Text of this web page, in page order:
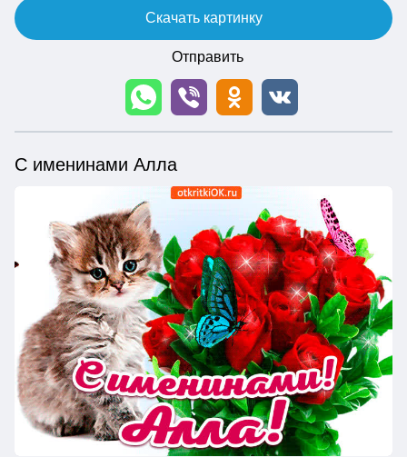
Скачать картинку
Отправить
С именинами Алла